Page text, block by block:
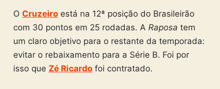
O Cruzeiroestá na 12ª posição do Brasileirão
com 30 pontos em 25 rodadas. A Raposa tem
um claro objetivo para o restante da temporada:
evitar o rebaixamento para a Série B. Foi por
isso que Zé Ricardofoi contratado.